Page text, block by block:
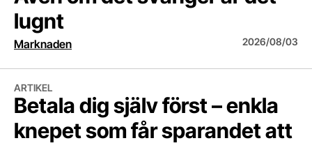
lugnt
Marknaden 2026/08/03
ARTIKEL
Betala dig själv först – enkla
knepet som får sparandet att